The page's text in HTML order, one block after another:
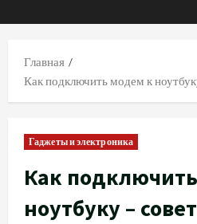
Главная
Как подключить модем к
Гаджеты и электроника
Как
ноутбуку –